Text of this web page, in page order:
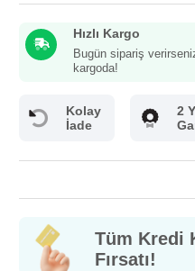
Hızlı Kargo
Bugün sipariş
kargoda!
Kolay
İade
2
Tüm Kredi
Fırsatı!